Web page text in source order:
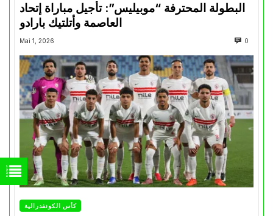
البطولة المحترفة “موبيليس”: تأجيل مباراة إتحاد
العاصمة وأتلتيك بارادو
Mai 1, 2026 0
كأس الكونفدرالية